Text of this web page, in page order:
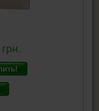
грн.